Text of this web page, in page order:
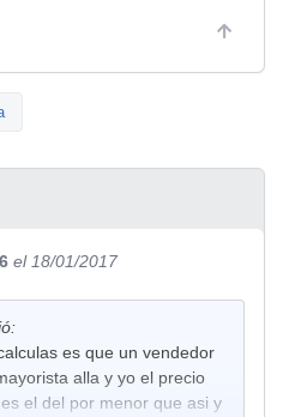
el 18/01/2017
es que un vendedor
alla y yo el precio
el del por menor que asi y